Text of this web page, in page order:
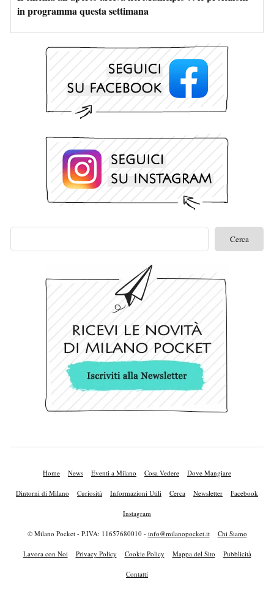
in programma questa settimana
Home News Eventi a Milano Cosa Vedere Dove Mangiare
Dintorni di Milano Curiosità Informazioni Utili Cerca Newsletter Facebook
Instagram
© Milano Pocket - P.IVA: 11657680010 - info@milanopocket.it Chi Siamo
Lavora con Noi Privacy Policy Cookie Policy Mappa del Sito Pubblicità
Contatti